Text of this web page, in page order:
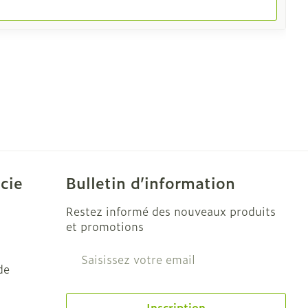
Bulletin d’information
Restez informé des nouveaux produits
et promotions
Adresse mail